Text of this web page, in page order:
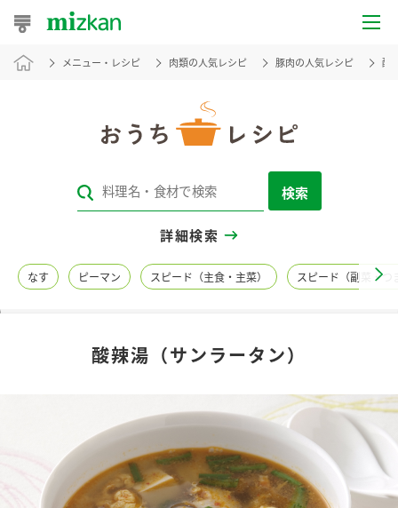
おうちレシピ
レシピカテゴリ一覧
レシピ名特集
商品情報
調味酢
新商品一覧
キャンペーン情報
メニュー・レシピ 肉類の人気レシピ 豚肉の人気レシピ 酸
検索
詳細検索
なす ピーマン スピード（主食・主菜） スピード（副菜・つ
酸辣湯（サンラータン）